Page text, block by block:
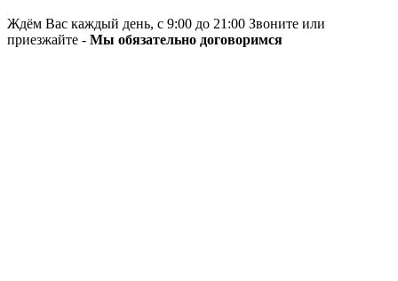
Ждём Вас каждый день, с 9:00 до 21:00 Звоните или
приезжайте - Мы обязательно договоримся